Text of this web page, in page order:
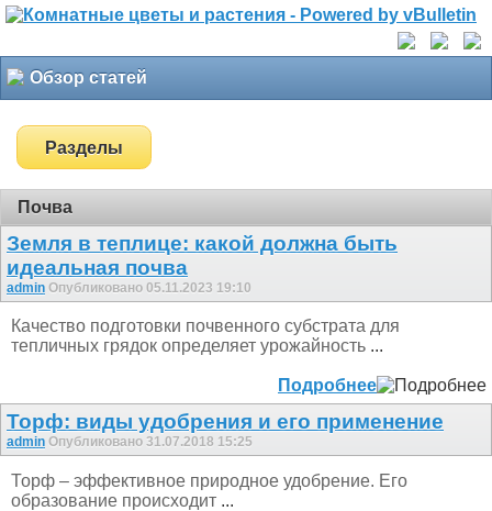
Обзор статей
Разделы
Почва
Земля в теплице: какой должна быть
идеальная почва
admin Опубликовано 05.11.2023 19:10
Качество подготовки почвенного субстрата для
тепличных грядок определяет урожайность ...
Подробнее
Торф: виды удобрения и его применение
admin Опубликовано 31.07.2018 15:25
Торф – эффективное природное удобрение. Его
образование происходит ...